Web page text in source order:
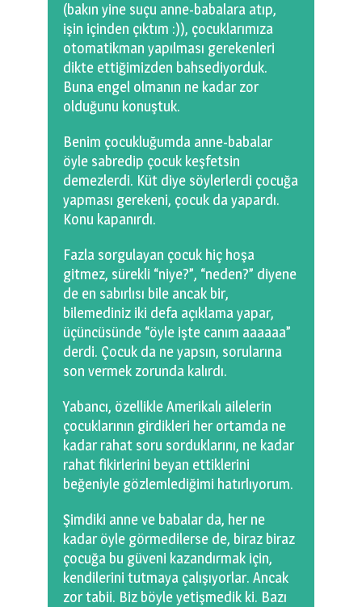
(bakın yine suçu anne-babalara atıp,
işin içinden çıktım :)), çocuklarımıza
otomatikman yapılması gerekenleri
dikte ettiğimizden bahsediyorduk.
Buna engel olmanın ne kadar zor
olduğunu konuştuk.
Benim çocukluğumda anne-babalar
öyle sabredip çocuk keşfetsin
demezlerdi. Küt diye söylerlerdi çocuğa
yapması gerekeni, çocuk da yapardı.
Konu kapanırdı.
Fazla sorgulayan çocuk hiç hoşa
gitmez, sürekli “niye?”, “neden?” diyene
de en sabırlısı bile ancak bir,
bilemediniz iki defa açıklama yapar,
üçüncüsünde “öyle işte canım aaaaaa”
derdi. Çocuk da ne yapsın, sorularına
son vermek zorunda kalırdı.
Yabancı, özellikle Amerikalı ailelerin
çocuklarının girdikleri her ortamda ne
kadar rahat soru sorduklarını, ne kadar
rahat fikirlerini beyan ettiklerini
beğeniyle gözlemlediğimi hatırlıyorum.
Şimdiki anne ve babalar da, her ne
kadar öyle görmedilerse de, biraz biraz
çocuğa bu güveni kazandırmak için,
kendilerini tutmaya çalışıyorlar. Ancak
zor tabii. Biz böyle yetişmedik ki. Bazı